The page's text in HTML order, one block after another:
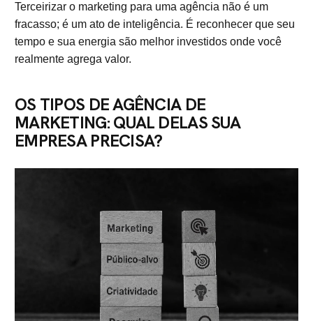
Terceirizar o marketing para uma agência não é um
fracasso; é um ato de inteligência. É reconhecer que seu
tempo e sua energia são melhor investidos onde você
realmente agrega valor.
OS TIPOS DE AGÊNCIA DE
MARKETING: QUAL DELAS SUA
EMPRESA PRECISA?